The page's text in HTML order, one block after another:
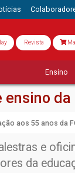
Revista
Ensino
ensino
aos 55 anos da
e
da